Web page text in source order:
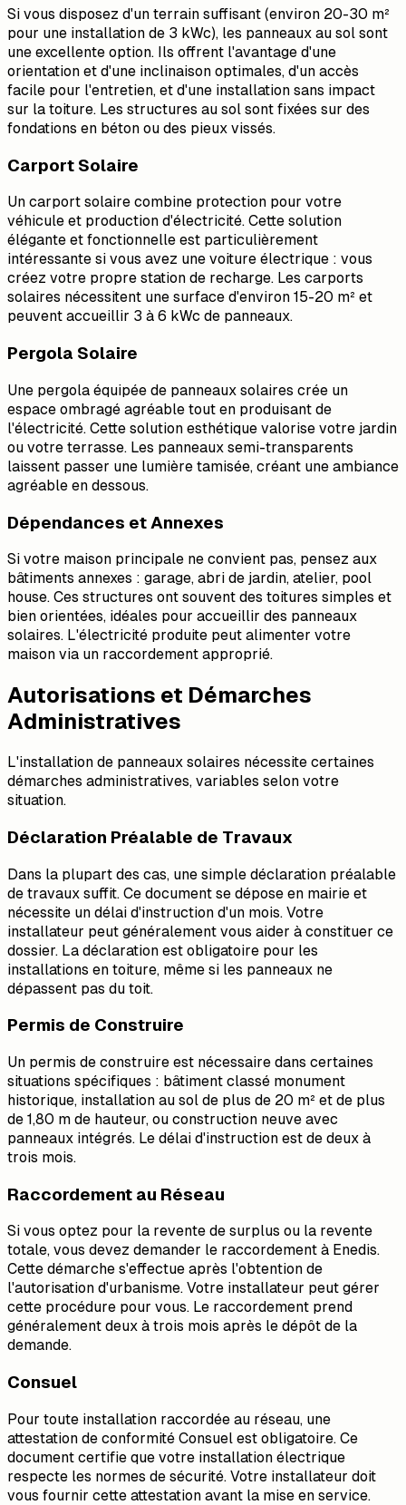
Si vous disposez d'un terrain suffisant (environ 20-30 m²
pour une installation de 3 kWc), les panneaux au sol sont
une excellente option. Ils offrent l'avantage d'une
orientation et d'une inclinaison optimales, d'un accès
facile pour l'entretien, et d'une installation sans impact
sur la toiture. Les structures au sol sont fixées sur des
fondations en béton ou des pieux vissés.
Carport Solaire
Un carport solaire combine protection pour votre
véhicule et production d'électricité. Cette solution
élégante et fonctionnelle est particulièrement
intéressante si vous avez une voiture électrique : vous
créez votre propre station de recharge. Les carports
solaires nécessitent une surface d'environ 15-20 m² et
peuvent accueillir 3 à 6 kWc de panneaux.
Pergola Solaire
Une pergola équipée de panneaux solaires crée un
espace ombragé agréable tout en produisant de
l'électricité. Cette solution esthétique valorise votre jardin
ou votre terrasse. Les panneaux semi-transparents
laissent passer une lumière tamisée, créant une ambiance
agréable en dessous.
Dépendances et Annexes
Si votre maison principale ne convient pas, pensez aux
bâtiments annexes : garage, abri de jardin, atelier, pool
house. Ces structures ont souvent des toitures simples et
bien orientées, idéales pour accueillir des panneaux
solaires. L'électricité produite peut alimenter votre
maison via un raccordement approprié.
Autorisations et Démarches
Administratives
L'installation de panneaux solaires nécessite certaines
démarches administratives, variables selon votre
situation.
Déclaration Préalable de Travaux
Dans la plupart des cas, une simple déclaration préalable
de travaux suffit. Ce document se dépose en mairie et
nécessite un délai d'instruction d'un mois. Votre
installateur peut généralement vous aider à constituer ce
dossier. La déclaration est obligatoire pour les
installations en toiture, même si les panneaux ne
dépassent pas du toit.
Permis de Construire
Un permis de construire est nécessaire dans certaines
situations spécifiques : bâtiment classé monument
historique, installation au sol de plus de 20 m² et de plus
de 1,80 m de hauteur, ou construction neuve avec
panneaux intégrés. Le délai d'instruction est de deux à
trois mois.
Raccordement au Réseau
Si vous optez pour la revente de surplus ou la revente
totale, vous devez demander le raccordement à Enedis.
Cette démarche s'effectue après l'obtention de
l'autorisation d'urbanisme. Votre installateur peut gérer
cette procédure pour vous. Le raccordement prend
généralement deux à trois mois après le dépôt de la
demande.
Consuel
Pour toute installation raccordée au réseau, une
attestation de conformité Consuel est obligatoire. Ce
document certifie que votre installation électrique
respecte les normes de sécurité. Votre installateur doit
vous fournir cette attestation avant la mise en service.